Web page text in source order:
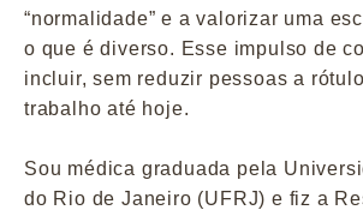
“normalidade” e a valorizar uma
o que é diverso. Esse impulso de
incluir, sem reduzir pessoas a
trabalho até hoje.
Sou médica graduada pela
do Rio de Janeiro (UFRJ) e fiz a